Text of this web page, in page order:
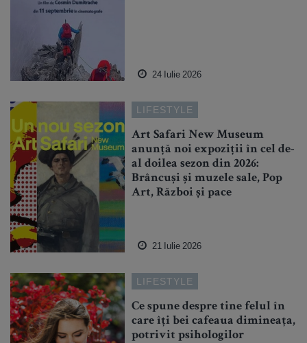
24 Iulie 2026
LIFESTYLE
Art Safari New Museum
anunță noi expoziții în cel de-
al doilea sezon din 2026:
Brâncuși și muzele sale, Pop
Art, Război și pace
21 Iulie 2026
LIFESTYLE
Ce spune despre tine felul în
care îți bei cafeaua dimineața,
potrivit psihologilor